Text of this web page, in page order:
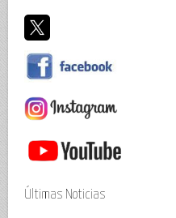
Últimas Noticias